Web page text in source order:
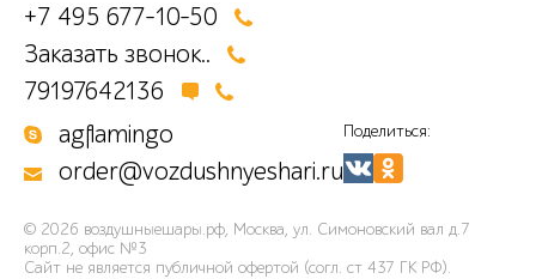
+7 495 677-10-50
Заказать звонок..
79197642136
agflamingo
order@vozdushnyeshari.ru
Поделиться:
© 2026 воздушныешары.рф, Москва, ул. Симоновский вал д.7
корп.2, офис №3
Сайт не является публичной офертой (согл. ст 437 ГК РФ).